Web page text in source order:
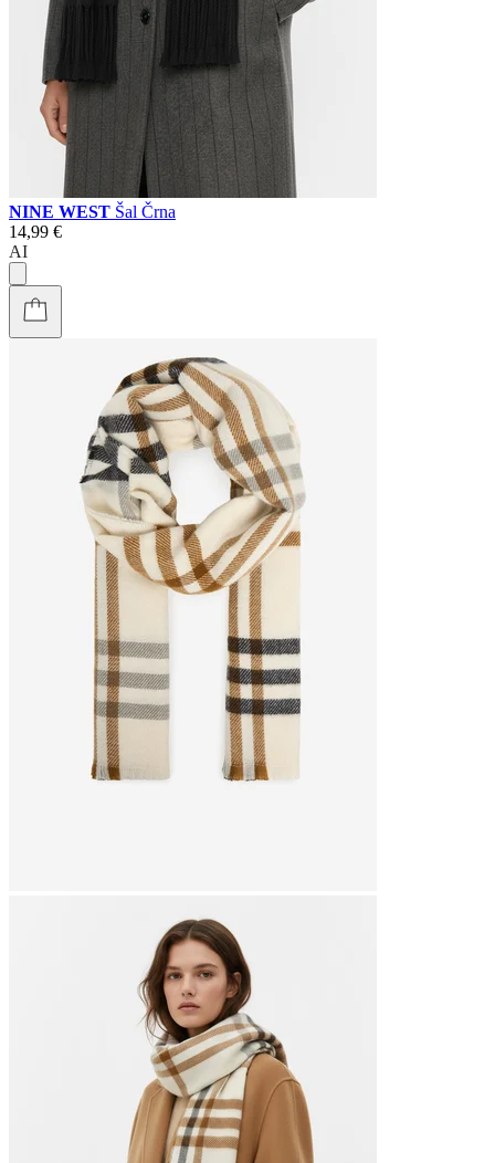
NINE WEST Šal Črna
14,99 €
AI